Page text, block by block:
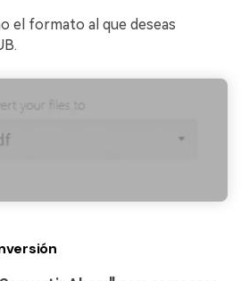
el formato al que deseas